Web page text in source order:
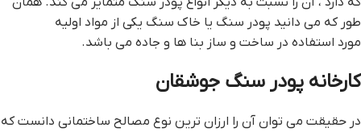
طور که می دانید پودر سنگ یا خاک سنگ یکی از مواد اولیه
مورد استفاده در ساخت و ساز بنا ها و جاده می باشد.
کارخانه پودر سنگ جوشقان
در حقیقت می توان آن را ارزان ترین نوع مصالح ساختمانی دانست که